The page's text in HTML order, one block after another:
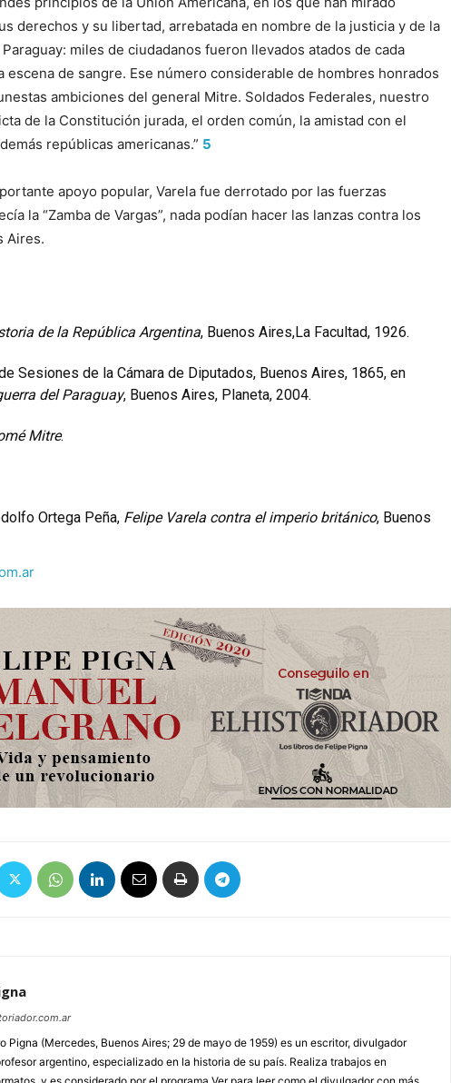
derechos y su libertad, arrebatada en nombre de la justicia y de la
miles de ciudadanos fueron llevados atados de cada
escena de sangre. Ese número considerable de hombres honrados
ambiciones del general Mitre. Soldados Federales, nuestro
de la Constitución jurada, el orden común, la amistad con el
repúblicas americanas.” 5
apoyo popular, Varela fue derrotado por las fuerzas
la “Zamba de Vargas”, nada podían hacer las lanzas contra los
Aires.
de la República Argentina, Buenos Aires,La Facultad, 1926.
Sesiones de la Cámara de Diputados, Buenos Aires, 1865, en
del Paraguay, Buenos Aires, Planeta, 2004.
Mitre.
Ortega Peña, Felipe Varela contra el imperio británico, Buenos
Pigna (Mercedes, Buenos Aires; 29 de mayo de 1959) es un escritor, divulgador
argentino, especializado en la historia de su país. Realiza trabajos en